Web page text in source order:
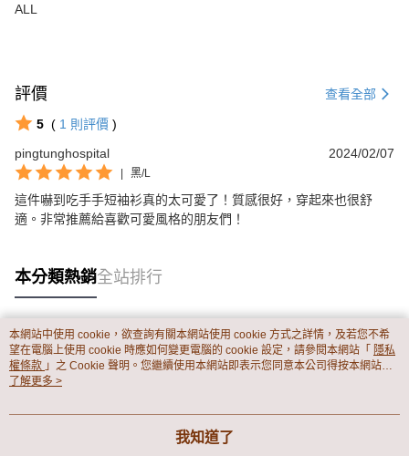
ALL
評價 查看全部
5 ( 1 則評價 )
pingtunghospital
2024/02/07
| 黑/L
這件嚇到吃手手短袖衫真的太可愛了！質感很好，穿起來也很舒
適。非常推薦給喜歡可愛風格的朋友們！
本分類熱銷全站排行
熱門標籤
本網站中使用 cookie，欲查詢有關本網站使用 cookie 方式之詳情，及若您不希
望在電腦上使用 cookie 時應如何變更電腦的 cookie 設定，請參閱本網站「 隱私
權條款 」之 Cookie 聲明。您繼續使用本網站即表示您同意本公司得按本網站使
用條款之 Cookie 聲明使用 cookie。
了解更多 >
我知道了